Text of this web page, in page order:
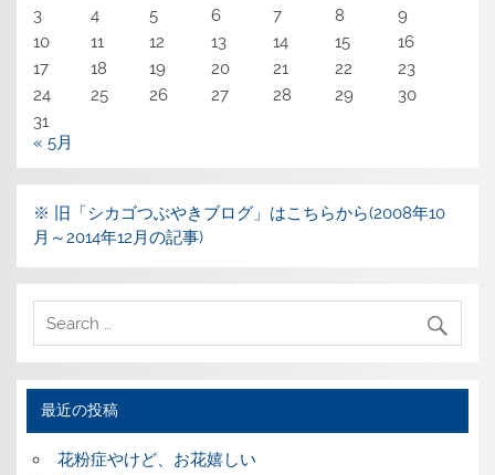
3
4 5 6 7 8
9
10
11 12 13 14 15
16
17
18 19 20 21 22
23
24
25 26 27 28 29
30
31
« 5月
※ 旧「シカゴつぶやきブログ」はこちらから(2008年10
月～2014年12月の記事)
最近の投稿
花粉症やけど、お花嬉しい